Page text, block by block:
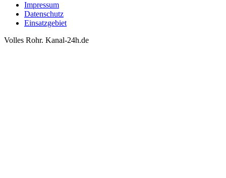
Impressum
Datenschutz
Einsatzgebiet
Volles Rohr. Kanal-24h.de